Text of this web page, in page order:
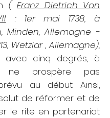
(Franz Dietrich Von
: 1er mai 1738, à
Minden, Allemagne -
Wetzlar , Allemagne),
avec cinq degrés, à
ne prospère pas
au début. Ainsi,
de réformer et de
le rite en partenariat